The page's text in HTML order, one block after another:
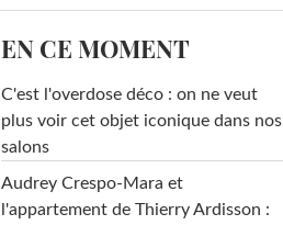
EN CE MOMENT
C'est l'overdose déco : on ne veut
plus voir cet objet iconique dans nos
salons
Audrey Crespo-Mara et
l'appartement de Thierry Ardisson :